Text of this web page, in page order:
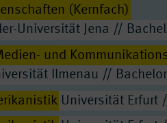
an Gymnasien
of Science
(Ergänzungsfach)
an Regelschulen
an Gymnasien
(Kernfach)
Universität Jena //
und
Ilmenau // Bachelor
Universität Erfurt